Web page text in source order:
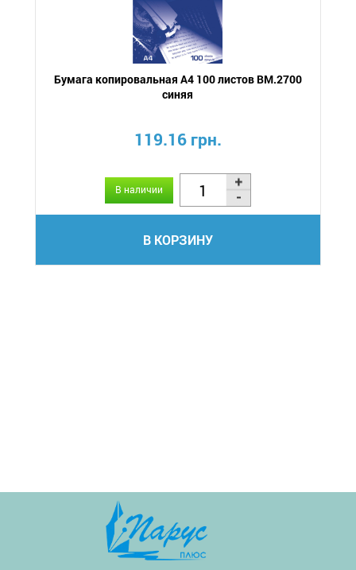
Бумага копировальная А4 100 листов BM.2700
синяя
119.16 грн.
В наличии
В КОРЗИНУ